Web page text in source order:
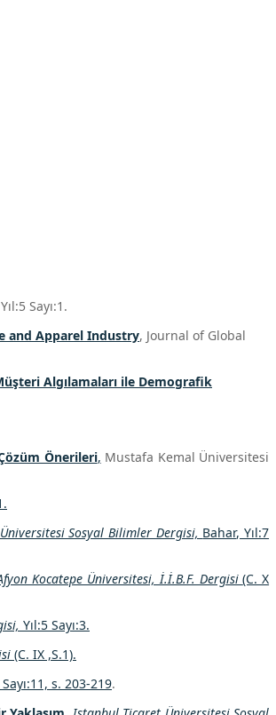
Sayı:1.
and Apparel Industry, Journal of Global
Algılamaları ile Demografik
Önerileri, Mustafa Kemal Üniversitesi
Sosyal Bilimler Dergisi, Bahar, Yıl:7
Kocatepe Üniversitesi, İ.İ.B.F. Dergisi(C. X
Yıl:5 Sayı:3.
(C. IX ,S.1).
Sayı:11, s. 203-219.